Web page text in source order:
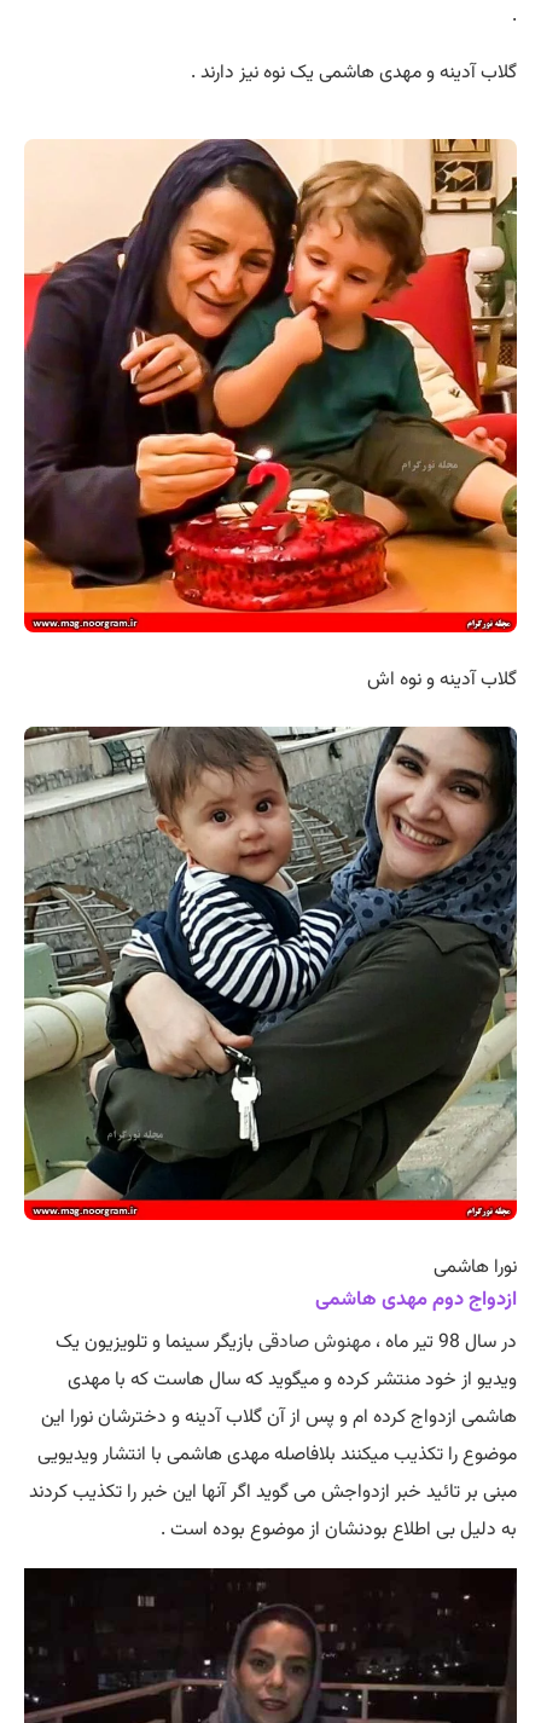
.
گلاب آدینه و مهدی هاشمی یک نوه نیز دارند .
گلاب آدینه و نوه اش
نورا هاشمی
ازدواج دوم مهدی هاشمی
در سال 98 تیر ماه ، مهنوش صادقی بازیگر سینما و تلویزیون یک
ویدیو از خود منتشر کرده و میگوید که سال هاست که با مهدی
هاشمی ازدواج کرده ام و پس از آن گلاب آدینه و دخترشان نورا این
موضوع را تکذیب میکنند بلافاصله مهدی هاشمی با انتشار ویدیویی
مبنی بر تائید خبر ازدواجش می گوید اگر آنها این خبر را تکذیب کردند
به دلیل بی اطلاع بودنشان از موضوع بوده است .